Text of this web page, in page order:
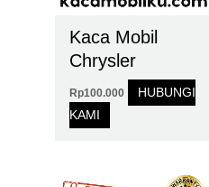
Kaca Mobil
Chrysler
Rp100.000
HUBUNGI
KAMI